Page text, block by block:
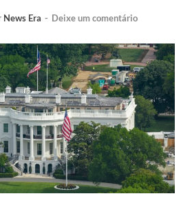
News Era - Deixe um comentário